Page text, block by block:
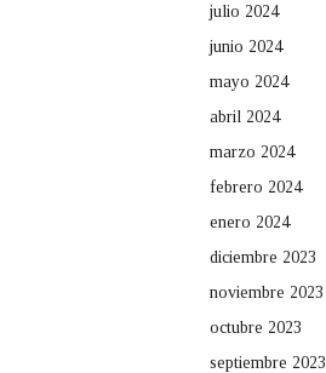
julio 2024
junio 2024
mayo 2024
abril 2024
marzo 2024
febrero 2024
enero 2024
diciembre 2023
noviembre 2023
octubre 2023
septiembre 2023